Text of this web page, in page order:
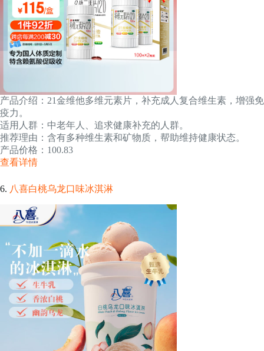
产品介绍：21金维他多维元素片，补充成人复合维生素，增强免
疫力。
适用人群：中老年人、追求健康补充的人群。
推荐理由：含有多种维生素和矿物质，帮助维持健康状态。
产品价格：100.83
查看详情
6. 八喜白桃乌龙口味冰淇淋